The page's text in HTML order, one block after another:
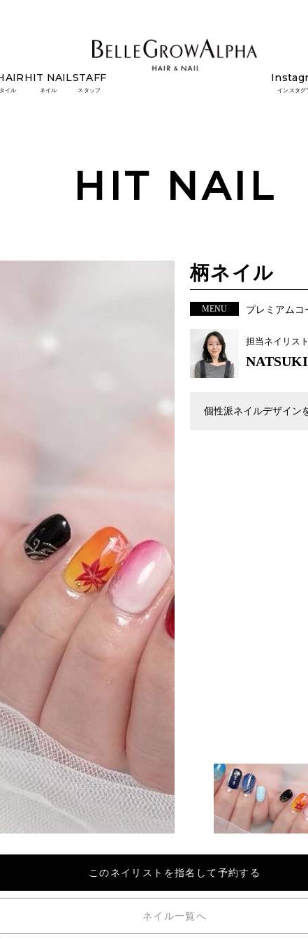
イル
HIT NAIL
ネイル
STAFF
スタッフ インスタグ
HIT NAIL
柄ネイル
MENU プレミアムコ
担当ネイリスト
NATSUKI
個性派ネイルデザイン
このネイリストを指名して予約する
ネイル一覧へ